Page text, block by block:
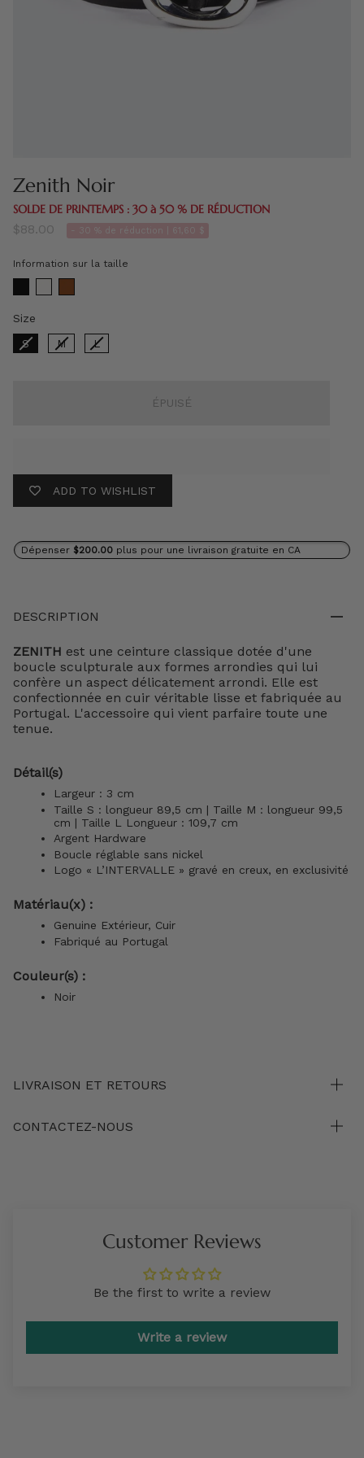
Zenith Noir
SOLDE DE PRINTEMPS : 30 à 50 % DE RÉDUCTION
$88.00 - 30 % de réduction | 61,60 $
Information sur la taille
Size
S M L
ÉPUISÉ
ADD TO WISHLIST
Dépenser $200.00 plus pour une livraison gratuite en CA
DESCRIPTION
ZENITH est une ceinture classique dotée d'une
boucle sculpturale aux formes arrondies qui lui
confère un aspect délicatement arrondi. Elle est
confectionnée en cuir véritable lisse et fabriquée au
Portugal. L'accessoire qui vient parfaire toute une
tenue.
Détail(s)
Largeur : 3 cm
Taille S : longueur 89,5 cm | Taille M : longueur 99,5
cm | Taille L Longueur : 109,7 cm
Argent Hardware
Boucle réglable sans nickel
Logo « L’INTERVALLE » gravé en creux, en exclusivité
Matériau(x) :
Genuine Extérieur, Cuir
Fabriqué au Portugal
Couleur(s) :
Noir
LIVRAISON ET RETOURS
CONTACTEZ-NOUS
Customer Reviews
Be the first to write a review
Write a review